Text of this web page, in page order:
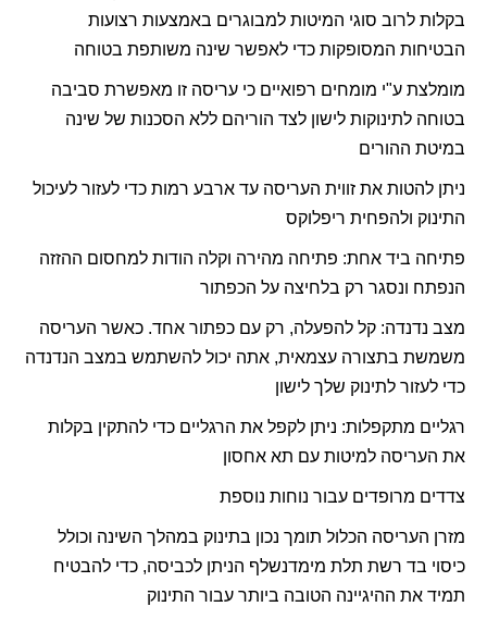
בקלות לרוב סוגי המיטות למבוגרים באמצעות רצועות
הבטיחות המסופקות כדי לאפשר שינה משותפת בטוחה
מומלצת ע"י מומחים רפואיים כי עריסה זו מאפשרת סביבה
בטוחה לתינוקות לישון לצד הוריהם ללא הסכנות של שינה
במיטת ההורים
ניתן להטות את זווית העריסה עד ארבע רמות כדי לעזור לעיכול
התינוק ולהפחית ריפלוקס
פתיחה ביד אחת: פתיחה מהירה וקלה הודות למחסום ההזזה
הנפתח ונסגר רק בלחיצה על הכפתור
מצב נדנדה: קל להפעלה, רק עם כפתור אחד. כאשר העריסה
משמשת בתצורה עצמאית, אתה יכול להשתמש במצב הנדנדה
כדי לעזור לתינוק שלך לישון
רגליים מתקפלות: ניתן לקפל את הרגליים כדי להתקין בקלות
את העריסה למיטות עם תא אחסון
צדדים מרופדים עבור נוחות נוספת
מזרן העריסה הכלול תומך נכון בתינוק במהלך השינה וכולל
כיסוי בד רשת תלת מימדנשלף הניתן לכביסה, כדי להבטיח
תמיד את ההיגיינה הטובה ביותר עבור התינוק